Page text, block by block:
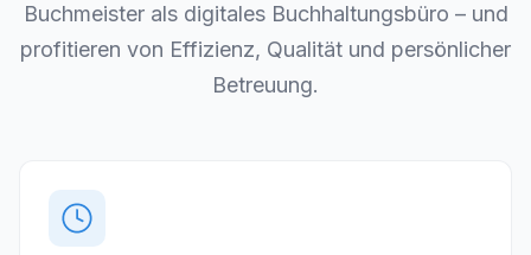
Buchmeister als digitales Buchhaltungsbüro – und
profitieren von Effizienz, Qualität und persönlicher
Betreuung.